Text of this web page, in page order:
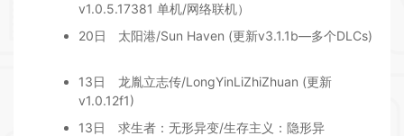
v1.0.5.17381 单机/网络联机）
20日
太阳港/Sun Haven (更新v3.1.1b—多个DLCs)
13日
龙胤立志传/LongYinLiZhiZhuan (更新
v1.0.12f1)
13日
求生者：无形异变/生存主义：隐形异